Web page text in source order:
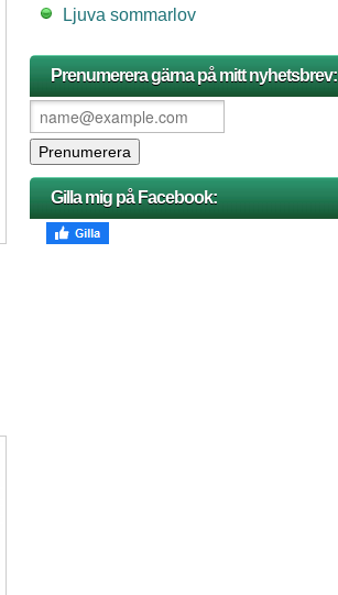
Ljuva sommarlov
Prenumerera gärna på mitt nyhetsbrev:
Gilla mig på Facebook: